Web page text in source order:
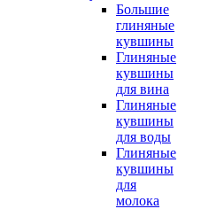
Большие
глиняные
кувшины
Глиняные
кувшины
для вина
Глиняные
кувшины
для воды
Глиняные
кувшины
для
молока